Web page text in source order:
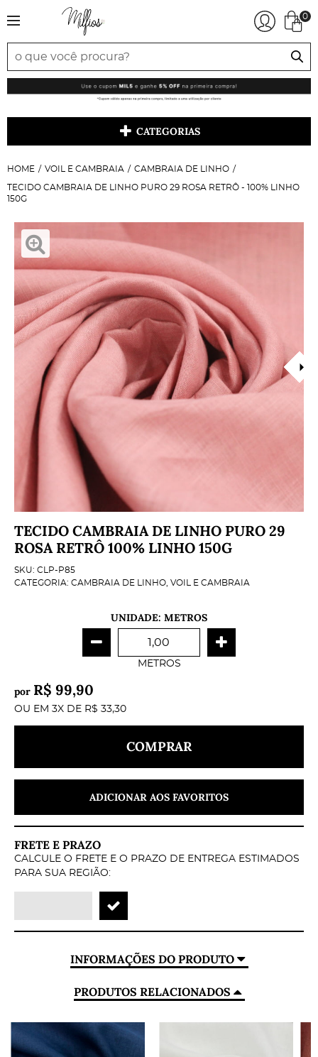
0
CATEGORIAS
HOME VOIL E CAMBRAIA CAMBRAIA DE LINHO
TECIDO CAMBRAIA DE LINHO PURO 29 ROSA RETRÔ - 100% LINHO
150G
TECIDO CAMBRAIA DE LINHO PURO 29
ROSA RETRÔ 100% LINHO 150G
SKU: CLP-P85
CATEGORIA: CAMBRAIA DE LINHO VOIL E CAMBRAIA
UNIDADE: METROS
METROS
por R$ 99,90
OU EM 3X DE R$ 33,30
COMPRAR
ADICIONAR AOS FAVORITOS
FRETE E PRAZO
CALCULE O FRETE E O PRAZO DE ENTREGA ESTIMADOS
PARA SUA REGIÃO:
INFORMAÇÕES DO PRODUTO
PRODUTOS RELACIONADOS